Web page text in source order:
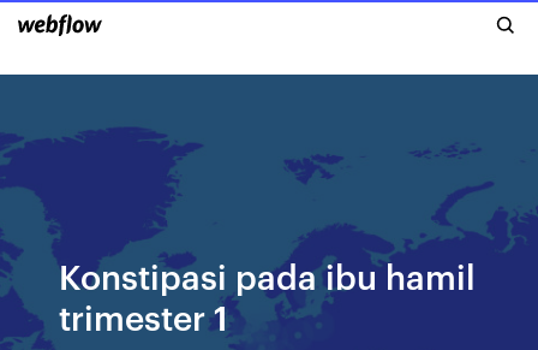
Konstipasi pada ibu hamil
trimester 1